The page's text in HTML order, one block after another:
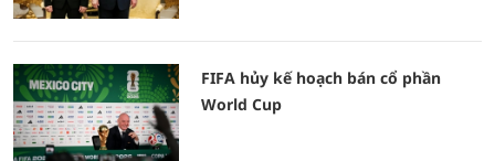
FIFA hủy kế hoạch bán cổ phần
World Cup